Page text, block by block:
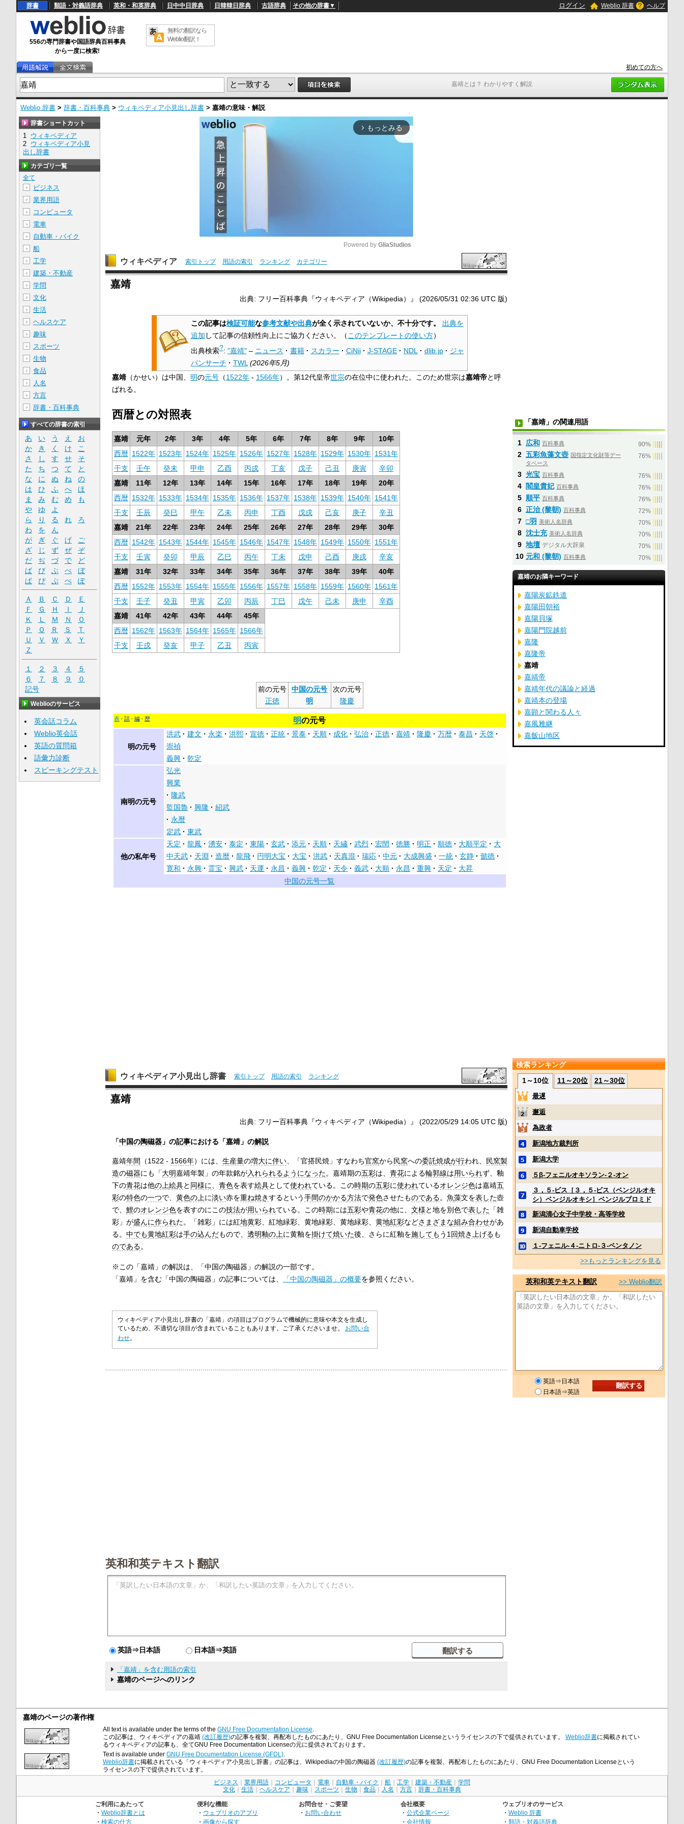
嘉靖とは？ わかりやすく解説
辞書 類語・対義語辞典 英和・和英辞典 日中中日辞典 日韓韓日辞典 古語辞典 その他の辞書▼ ログイン Weblio 辞書 ヘルプ
556の専門辞書や国語辞典百科事典
から一度に検索!
無料の翻訳なら
Weblio翻訳！
初めての方へ
Weblio 辞書 > 辞書・百科事典 > ウィキペディア小見出し辞書 > 嘉靖の意味・解説
arrow_forward_ios もっとみる
M
t
e
Powered by GliaStudios
ウィキペディア 索引トップ 用語の索引 ランキング カテゴリー
嘉靖
出典: フリー百科事典『ウィキペディア（Wikipedia）』 (2026/05/31 02:36 UTC 版)
この記事は検証可能な参考文献や出典が全く示されていないか、不十分です。
出典を
追加 して記事の信頼性向上にご協力ください。 （このテンプレートの使い方）
出典検索?: "嘉靖" – ニュース · 書籍 · スカラー · CiNii · J-STAGE · NDL · dlib.jp · ジャ
パンサーチ · TWL (2026年5月)
嘉靖（かせい）は中国、 明の元号（1522年- 1566年）。第12代皇帝世宗の在位中に使われた。このため世宗は嘉靖帝と呼
ばれる。
西暦との対照表
嘉靖 元年 2年 3年 4年 5年 6年 7年 8年 9年
10年
西暦 1522年 1523年 1524年 1525年 1526年 1527年 1528年 1529年 1530年 1531年
干支
壬午 癸未 甲申 乙酉 丙戌 丁亥 戊子 己丑 庚寅
辛卯
嘉靖
11年 12年 13年 14年 15年 16年 17年 18年 19年
20年
西暦 1532年 1533年 1534年 1535年 1536年 1537年 1538年 1539年 1540年 1541年
干支
壬辰 癸巳 甲午 乙未 丙申 丁酉 戊戌 己亥 庚子
辛丑
嘉靖
21年 22年 23年 24年 25年 26年 27年 28年 29年
30年
西暦 1542年 1543年 1544年 1545年 1546年 1547年 1548年 1549年 1550年 1551年
干支
壬寅 癸卯 甲辰 乙巳 丙午 丁未 戊申 己酉 庚戌
辛亥
嘉靖
31年 32年 33年 34年 35年 36年 37年 38年 39年
40年
西暦 1552年 1553年 1554年 1555年 1556年 1557年 1558年 1559年 1560年 1561年
干支
壬子 癸丑 甲寅 乙卯 丙辰 丁巳 戊午 己未 庚申
辛酉
嘉靖
41年 42年 43年 44年
45年
西暦 1562年 1563年 1564年 1565年 1566年
干支
壬戌 癸亥 甲子 乙丑 丙寅
前の元号
正徳
中国の元号
明
次の元号
隆慶
表 話 編 歴 明の元号
明の元号
洪武 建文 永楽 洪熙 宣徳 正統 景泰 天順 成化 弘治 正徳 嘉靖 隆慶 万暦 泰昌
天啓
崇禎
義興
乾定
南明の元号
弘光
興業
隆武
監国魯
興隆
紹武
永暦
定武
東武
他の私年号
天定 龍鳳 湧安 泰定 東陽 玄武 添元 天順 天繡 武烈 宏閏 徳勝 明正 順徳 大順平定
大
中天武
天淵 造暦 龍飛 円明大宝 大宝 洪武 天真混 瑞応 中元 大成興盛 一統 玄静
懿徳
寛和
永興 霊宝 興武 天運 永昌 義興 乾定 天令 義武 大順 永昌 重興 天定
大昇
中国の元号一覧
ウィキペディア小見出し辞書 索引トップ 用語の索引 ランキング
嘉靖
出典: フリー百科事典『ウィキペディア（Wikipedia）』 (2022/05/29 14:05 UTC 版)
「中国の陶磁器」の記事における「嘉靖」の解説
嘉靖年間 （1522 - 1566年）には、 生産量の増大に伴い、「官搭民焼」すなわち官窯から 民窯への委託焼成が行われ、 民窯製
造の磁器にも「大明嘉靖年製」の年款銘が入れられるようになった。嘉靖期の五彩は、 青花による輪郭線は用いられず、釉
下の青花は他の上絵具と 同様に 青色を表す絵具として使われている。この時期の五彩に使われているオレンジ色は嘉靖五
彩の特色の一つで、 黄色の上に淡い赤を重ね焼きするという手間のかかる方法で発色させたものである。 魚藻文を表した壺
で、 鯉のオレンジ色を表すのにこの技法が用いられている。この時期には五彩や青花の他に、 文様と地を別色で表した 「雑
彩」が盛んに作られた。「雑彩」には紅地黄彩、紅地緑彩、黄地緑彩、黄地緑彩、 黄地紅彩などさまざまな組み合わせがあ
る。 中でも黄地紅彩は手の込んだもので、 透明釉の上に黄釉を掛けて焼いた後、さらに紅釉を施してもう1回焼き上げるも
のである。
※この「嘉靖」の解説は、「中国の陶磁器」の解説の一部です。
「嘉靖」を含む「中国の陶磁器」の記事については、
「中国の陶磁器」の概要を参照ください。
ウィキペディア小見出し辞書の「嘉靖」の項目はプログラムで機械的に意味や本文を生成し
ているため、不適切な項目が含まれていることもあります。ご了承くださいませ。 お問い合
わせ。
英和和英テキスト翻訳
英語⇒日本語 日本語⇒英語
「嘉靖」を含む用語の索引
嘉靖のページへのリンク
辞書ショートカット
1 ウィキペディア
2 ウィキペディア小見
出し辞書
カテゴリ一覧
全て
＋
ビジネス
＋ 業界用語
＋ コンピュータ
＋ 電車
＋ 自動車・バイク
＋ 船
＋ 工学
＋ 建築・不動産
＋ 学問
＋ 文化
＋ 生活
＋ ヘルスケア
＋ 趣味
＋ スポーツ
＋ 生物
＋ 食品
＋ 人名
＋ 方言
＋ 辞書・百科事典
すべての辞書の索引
あ い う え
お
か
き く け
こ
さ
し す せ
そ
た
ち つ て
と
な
に ぬ ね
の
は
ひ ふ へ
ほ
ま
み む め
も
や
ゆ
よ
ら
り る れ
ろ
わ
を
ん
が
ぎ ぐ げ
ご
ざ
じ ず ぜ
ぞ
だ
ぢ づ で
ど
ば
び ぶ べ
ぼ
ぱ
ぴ ぷ ぺ ぽ
Ａ Ｂ Ｃ Ｄ
Ｅ
Ｆ
Ｇ Ｈ Ｉ
Ｊ
Ｋ
Ｌ Ｍ Ｎ
Ｏ
Ｐ
Ｑ Ｒ Ｓ
Ｔ
Ｕ
Ｖ Ｗ Ｘ
Ｙ
Ｚ
１ ２ ３ ４
５
６
７ ８ ９
０
記号
Weblioのサービス
英会話コラム
Weblio英会話
英語の質問箱
語彙力診断
スピーキングテスト
「嘉靖」の関連用語
1 広和 百科事典 90%
2 五彩魚藻文壺 国指定文化財等デー
タベース
76%
3 光宝 百科事典 76%
4 閻皇貴妃 百科事典 76%
5 順平 百科事典 76%
6 正治 (黎朝) 百科事典 72%
7 □羽 美術人名辞典 70%
8 沈士充 美術人名辞典 70%
9 地壇 デジタル大辞泉 70%
10 元和 (黎朝) 百科事典 70%
嘉靖のお隣キーワード
嘉陽炭鉱鉄道
嘉陽田朝裕
嘉陽貝塚
嘉陽門院越前
嘉隆
嘉隆帝
嘉靖
嘉靖帝
嘉靖年代の議論と経過
嘉靖本の登場
嘉顕と関わる人々
嘉風雅継
嘉飯山地区
検索ランキング
1～10位
11～20位 21～30位
最遅
邂逅
為政者
新潟地方裁判所
新潟大学
５β‐フェニルオキソラン‐２‐オン
３，５‐ビス［３，５‐ビス（ベンジルオキ
シ）ベンジルオキシ］ベンジルブロミド
新潟清心女子中学校・高等学校
新潟自動車学校
１‐フェニル‐４‐ニトロ‐３‐ペンタノン
>>もっとランキングを見る
英和和英テキスト翻訳 >> Weblio翻訳
英語⇒日本語
日本語⇒英語
嘉靖のページの著作権
All text is available under the terms of the GNU Free Documentation License
この記事は、ウィキペディアの嘉靖 (改訂履歴)の記事を複製、再配布したものにあたり、GNU Free Documentation Licenseというライセンスの下で提供されています。 Weblio辞書に掲載されてい
るウィキペディアの記事も、全てGNU Free Documentation Licenseの元に提供されております。
Text is available under GNU Free Documentation License (GFDL)
Weblio辞書に掲載されている「ウィキペディア小見出し辞書」の記事は、Wikipediaの中国の陶磁器 (改訂履歴)の記事を複製、再配布したものにあたり、GNU Free Documentation Licenseという
ライセンスの下で提供されています。
ビジネス 業界用語 コンピュータ 電車 自動車・バイク 船 工学 建築・不動産
学問
文化
生活 ヘルスケア 趣味 スポーツ 生物 食品 人名 方言 辞書・百科事典
ご利用にあたって
・ Weblio辞書とは
・ 検索の仕方
便利な機能
・ ウェブリオのアプリ
・ 画像から探す
お問合せ・ご要望
・ お問い合わせ
会社概要
・ 公式企業ページ
・ 会社情報
ウェブリオのサービス
・ Weblio 辞書
・ 類語・対義語辞典